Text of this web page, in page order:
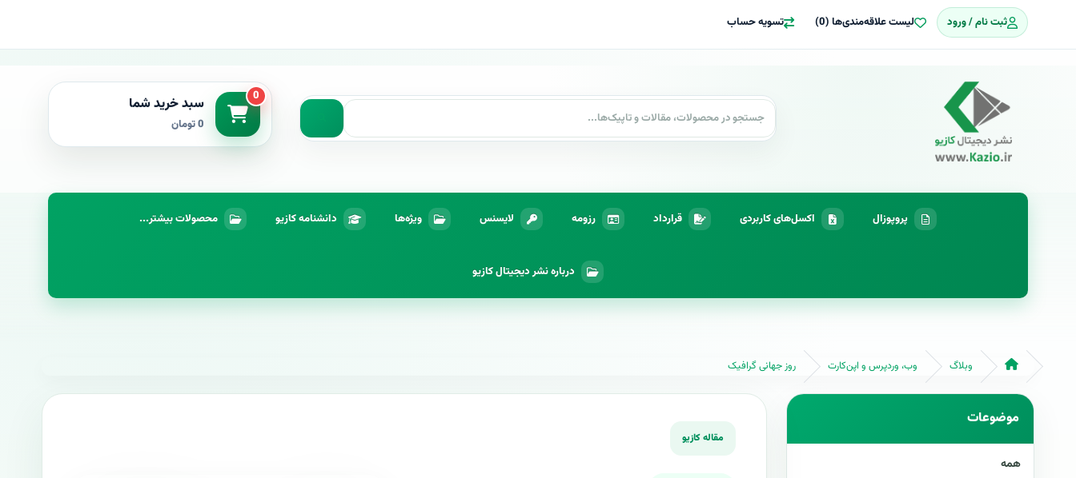
ثبت نام / ورود لیست علاقه‌مندی‌ها (0) تسویه حساب
0 سبد خرید شما
0 تومان
پروپوزال اکسل‌های کاربردی قرارداد رزومه لایسنس ویژه‌ها دانشنامه کازیو محصولات بیشتر...
درباره نشر دیجیتال کازیو
وبلاگ وب، وردپرس و اپن‌کارت روز جهانی گرافیک
همه